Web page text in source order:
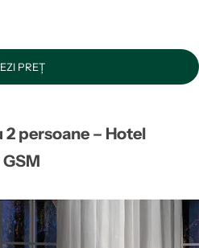
PREȚ
persoane – Hotel